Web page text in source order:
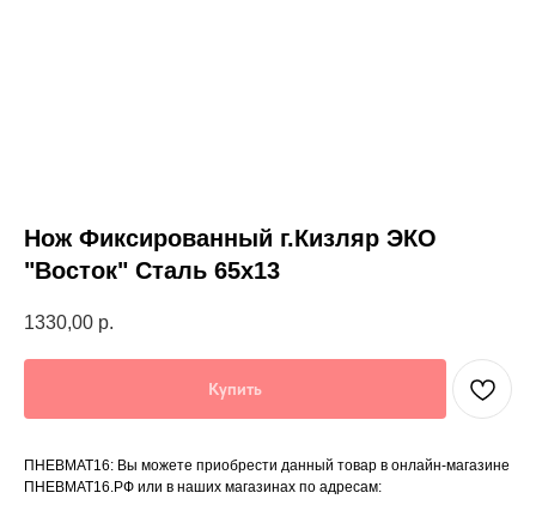
Нож Фиксированный г.Кизляр ЭКО
"Восток" Сталь 65х13
1330,00 р.
Купить
ПНЕВМАТ16: Вы можете приобрести данный товар в онлайн-магазине
ПНЕВМАТ16.РФ или в наших магазинах по адресам: